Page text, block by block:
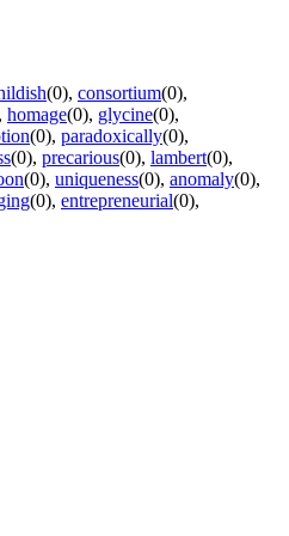
(0), consortium(0),
, homage(0), glycine(0),
(0), paradoxically(0),
(0), precarious(0), lambert(0),
(0), uniqueness(0), anomaly(0),
(0), entrepreneurial(0),